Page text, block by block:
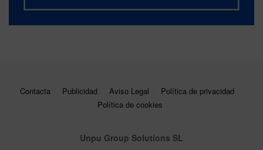
Contacta Publicidad Aviso Legal
Política de privacidad
Política de cookies
Unpu Group Solutions SL